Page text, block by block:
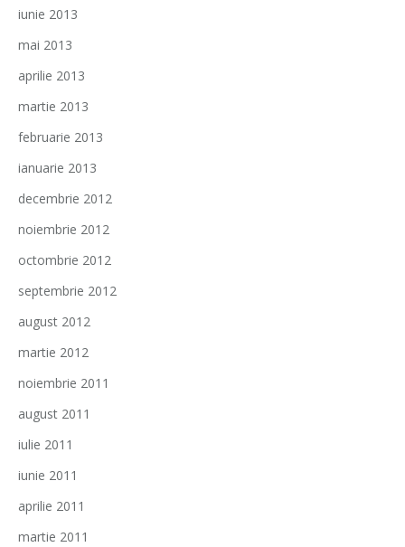
iunie 2013
mai 2013
aprilie 2013
martie 2013
februarie 2013
ianuarie 2013
decembrie 2012
noiembrie 2012
octombrie 2012
septembrie 2012
august 2012
martie 2012
noiembrie 2011
august 2011
iulie 2011
iunie 2011
aprilie 2011
martie 2011